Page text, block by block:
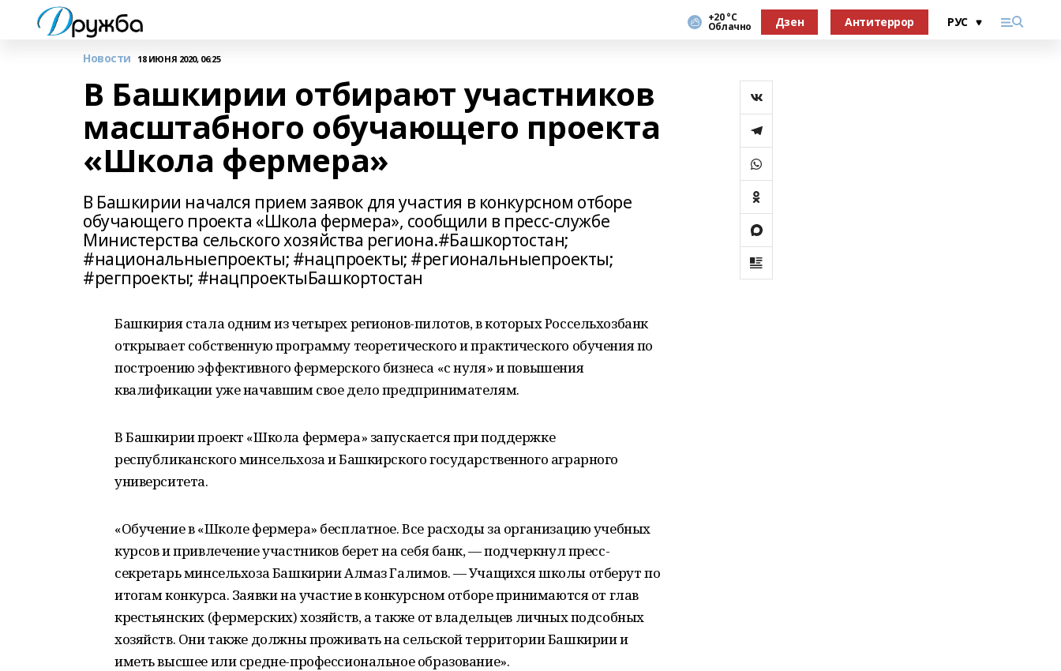
+20 °С
Облачно Дзен Антитеррор
Новости 18 ИЮНЯ 2020, 06:25
В Башкирии отбирают участников
масштабного обучающего проекта
«Школа фермера»
В Башкирии начался прием заявок для участия в конкурсном отборе
обучающего проекта «Школа фермера», сообщили в пресс-службе
Министерства сельского хозяйства региона.#Башкортостан;
#национальныепроекты; #нацпроекты; #региональныепроекты;
#регпроекты; #нацпроектыБашкортостан
Башкирия стала одним из четырех регионов-пилотов, в которых Россельхозбанк
открывает собственную программу теоретического и практического обучения по
построению эффективного фермерского бизнеса «с нуля» и повышения
квалификации уже начавшим свое дело предпринимателям.
В Башкирии проект «Школа фермера» запускается при поддержке
республиканского минсельхоза и Башкирского государственного аграрного
университета.
«Обучение в «Школе фермера» бесплатное. Все расходы за организацию учебных
курсов и привлечение участников берет на себя банк, — подчеркнул пресс-
секретарь минсельхоза Башкирии Алмаз Галимов. — Учащихся школы отберут по
итогам конкурса. Заявки на участие в конкурсном отборе принимаются от глав
крестьянских (фермерских) хозяйств, а также от владельцев личных подсобных
хозяйств. Они также должны проживать на сельской территории Башкирии и
иметь высшее или средне-профессиональное образование».